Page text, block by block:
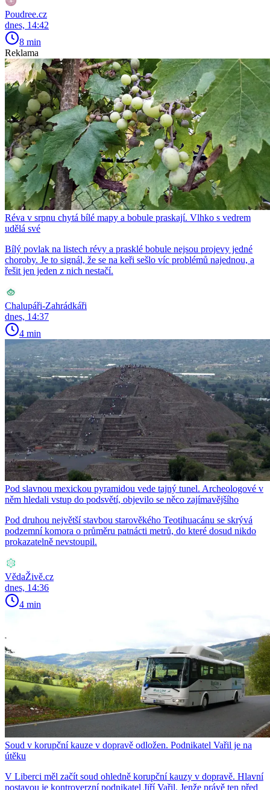
Poudree.cz
dnes, 14:42
8 min
Reklama
Réva v srpnu chytá bílé mapy a bobule praskají. Vlhko s vedrem
udělá své
Bílý povlak na listech révy a prasklé bobule nejsou projevy jedné
choroby. Je to signál, že se na keři sešlo víc problémů najednou, a
řešit jen jeden z nich nestačí.
Chalupáři-Zahrádkáři
dnes, 14:37
4 min
Pod slavnou mexickou pyramidou vede tajný tunel. Archeologové v
něm hledali vstup do podsvětí, objevilo se něco zajímavějšího
Pod druhou největší stavbou starověkého Teotihuacánu se skrývá
podzemní komora o průměru patnácti metrů, do které dosud nikdo
prokazatelně nevstoupil.
VědaŽivě.cz
dnes, 14:36
4 min
Soud v korupční kauze v dopravě odložen. Podnikatel Vařil je na
útěku
V Liberci měl začít soud ohledně korupční kauzy v dopravě. Hlavní
postavou je kontroverzní podnikatel Jiří Vařil. Jenže právě ten před